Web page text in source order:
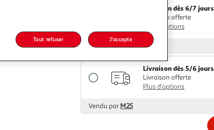
Livraison dès 6/7 jours
Livraison offerte
Plus d'options
Vendu parGpasPlus
Livraison dès 5/6 jours
Livraison offerte
Plus d'options
Vendu parM25
Tout refuser J'accepte